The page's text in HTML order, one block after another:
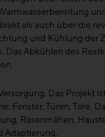
als auch über die
und Kühlung
Abkühlen des
Das Projekt
Fenster, Türen,
Rasenmähen,
Adaptierung.